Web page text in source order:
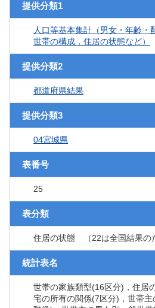
提供分類1
人口等基本集計（男女・年齢・
世帯の構成，住居の状態など）
提供分類2
都道府県結果
提供分類3
04宮城県
表番号
25
表分類
住居の状態 （22は全国結果の
統計表名
世帯の家族類型(16区分)，住居
宅の所有の関係(7区分)，世帯